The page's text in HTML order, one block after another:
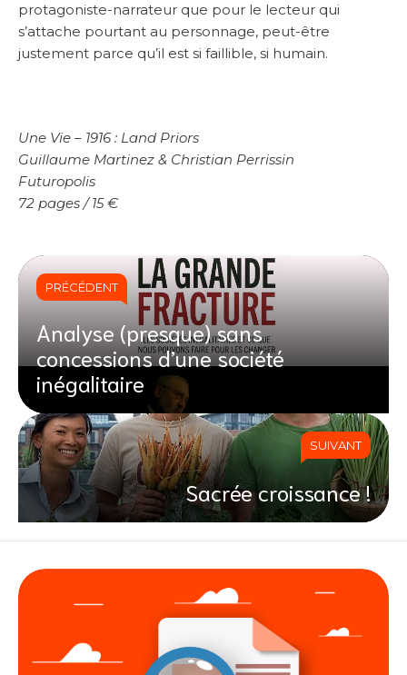
protagoniste-narrateur que pour le lecteur qui
s’attache pourtant au personnage, peut-être
justement parce qu’il est si faillible, si humain.
Une Vie – 1916 : Land Priors
Guillaume Martinez & Christian Perrissin
Futuropolis
72 pages / 15 €
PRÉCÉDENT
Analyse (presque) sans
concessions d’une société
inégalitaire
SUIVANT
Sacrée croissance !